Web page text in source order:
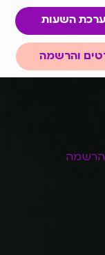
השעות
והרשמה